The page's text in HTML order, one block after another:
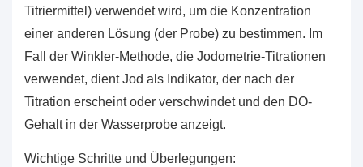
Titriermittel) verwendet wird, um die Konzentration
einer anderen Lösung (der Probe) zu bestimmen. Im
Fall der Winkler-Methode, die Jodometrie-Titrationen
verwendet, dient Jod als Indikator, der nach der
Titration erscheint oder verschwindet und den DO-
Gehalt in der Wasserprobe anzeigt.
Wichtige Schritte und Überlegungen: